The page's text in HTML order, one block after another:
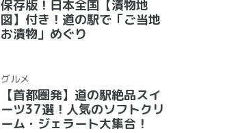
保存版！日本全国【漬物地
図】付き！道の駅で「ご当地
お漬物」めぐり
グルメ
【首都圏発】道の駅絶品スイ
ーツ37選！人気のソフトクリ
ーム・ジェラート大集合！